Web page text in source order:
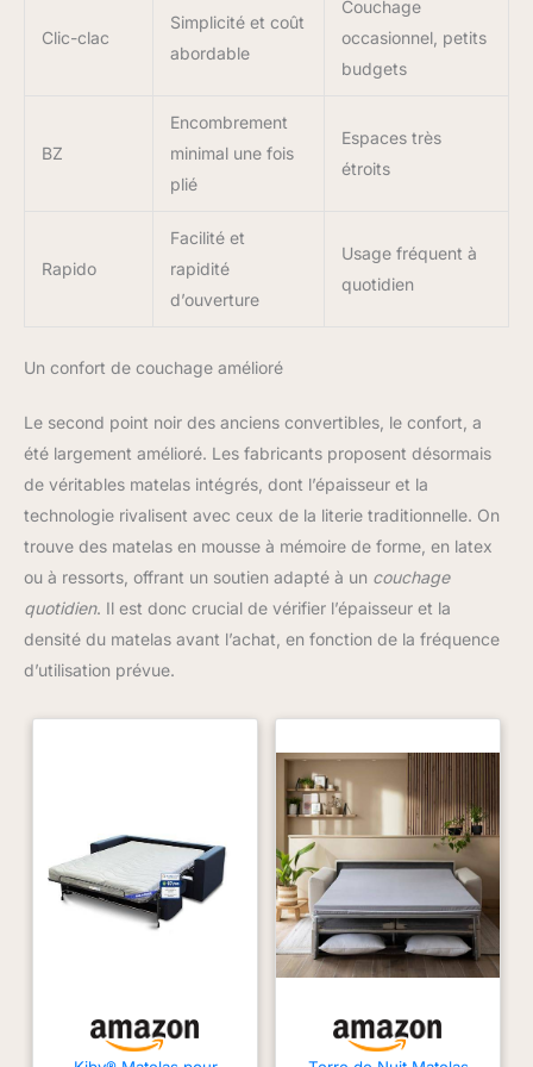
commencer le montage. Si vous recevez un produit
endommagé, rayé ou avec des pièces manquantes, contactez-
nous immédiatement : notre équipe résoudra votre problème
Clic-clac
Simplicité et coût
abordable
Couchage
occasionnel, petits
budgets
BZ
Encombrement
minimal une fois
plié
Espaces très
étroits
Rapido
Facilité et
rapidité
d’ouverture
Usage fréquent à
quotidien
Un confort de couchage amélioré
Le second point noir des anciens convertibles, le confort, a
été largement amélioré. Les fabricants proposent désormais
de véritables matelas intégrés, dont l’épaisseur et la
technologie rivalisent avec ceux de la literie traditionnelle. On
trouve des matelas en mousse à mémoire de forme, en latex
ou à ressorts, offrant un soutien adapté à un couchage
quotidien. Il est donc crucial de vérifier l’épaisseur et la
densité du matelas avant l’achat, en fonction de la fréquence
d’utilisation prévue.